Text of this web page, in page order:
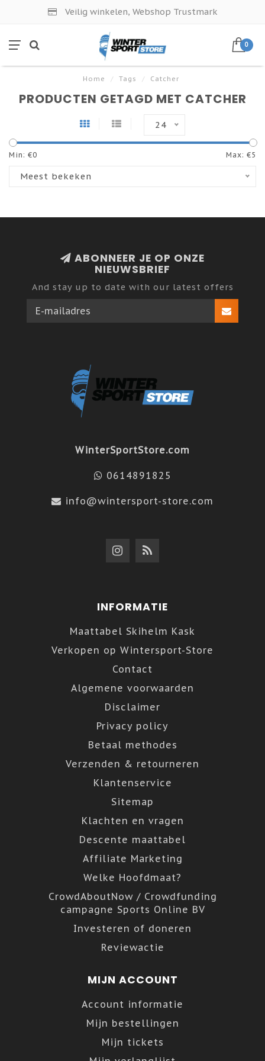
Veilig winkelen, Webshop Trustmark
0
Home / Tags / Catcher
PRODUCTEN GETAGD MET CATCHER
24
Min: €0 Max: €5
Meest bekeken
ABONNEER JE OP ONZE
NIEUWSBRIEF
And stay up to date with our latest offers
WinterSportStore.com
0614891825
info@wintersport-store.com
INFORMATIE
Maattabel Skihelm Kask
Verkopen op Wintersport-Store
Contact
Algemene voorwaarden
Disclaimer
Privacy policy
Betaal methodes
Verzenden & retourneren
Klantenservice
Sitemap
Klachten en vragen
Descente maattabel
Affiliate Marketing
Welke Hoofdmaat?
CrowdAboutNow / Crowdfunding
campagne Sports Online BV
Investeren of doneren
Reviewactie
MIJN ACCOUNT
Account informatie
Mijn bestellingen
Mijn tickets